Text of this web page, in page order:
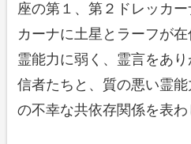
座の第１、第２ドレッカ
カーナに土星とラーフが
霊能力に弱く、霊言をあ
信者たちと、質の悪い霊
の不幸な共依存関係を表わ